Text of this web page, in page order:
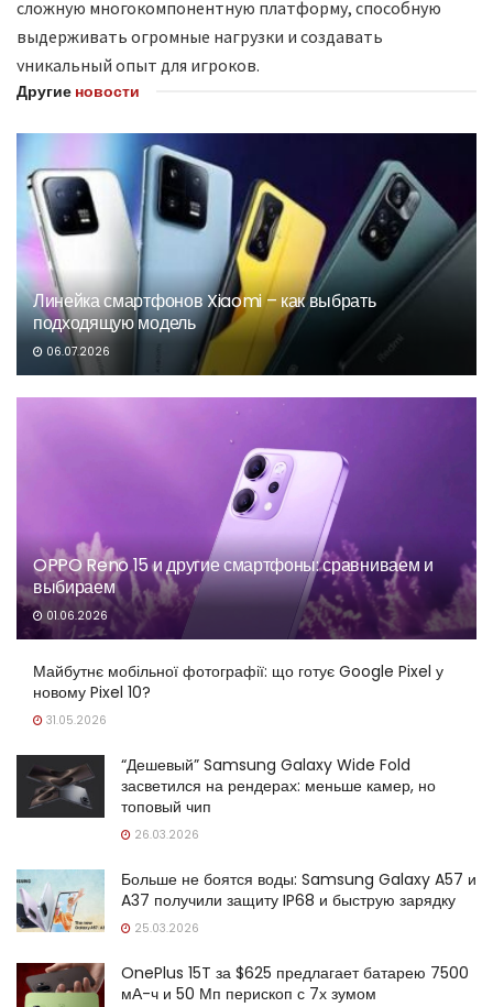
сложную многокомпонентную платформу, способную
выдерживать огромные нагрузки и создавать
уникальный опыт для игроков.
Другие новости
Линейка смартфонов Xiaomi – как выбрать
подходящую модель
06.07.2026
OPPO Reno 15 и другие смартфоны: сравниваем и
выбираем
01.06.2026
Майбутнє мобільної фотографії: що готує Google Pixel у
новому Pixel 10?
31.05.2026
“Дешевый” Samsung Galaxy Wide Fold
засветился на рендерах: меньше камер, но
топовый чип
26.03.2026
Больше не боятся воды: Samsung Galaxy A57 и
A37 получили защиту IP68 и быструю зарядку
25.03.2026
OnePlus 15T за $625 предлагает батарею 7500
мА-ч и 50 Мп перископ с 7х зумом